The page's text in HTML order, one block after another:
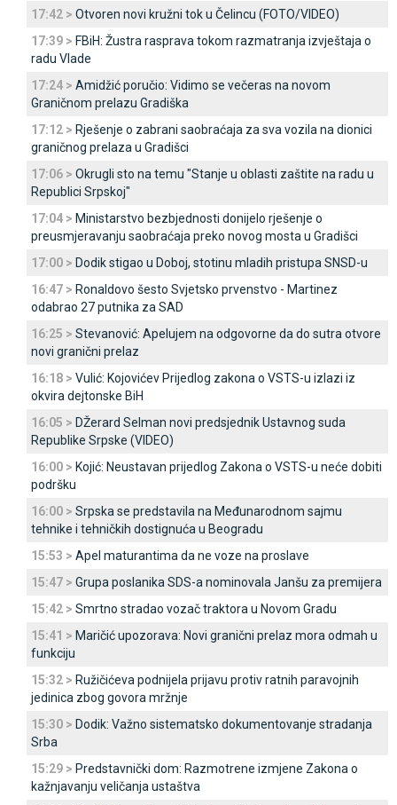
17:42 > Otvoren novi kružni tok u Čelincu (FOTO/VIDEO)
17:39 > FBiH: Žustra rasprava tokom razmatranja izvještaja o
radu Vlade
17:24 > Amidžić poručio: Vidimo se večeras na novom
Graničnom prelazu Gradiška
17:12 > Rješenje o zabrani saobraćaja za sva vozila na dionici
graničnog prelaza u Gradišci
17:06 > Okrugli sto na temu "Stanje u oblasti zaštite na radu u
Republici Srpskoj"
17:04 > Ministarstvo bezbjednosti donijelo rješenje o
preusmjeravanju saobraćaja preko novog mosta u Gradišci
17:00 > Dodik stigao u Doboj, stotinu mladih pristupa SNSD-u
16:47 > Ronaldovo šesto Svjetsko prvenstvo - Martinez
odabrao 27 putnika za SAD
16:25 > Stevanović: Apelujem na odgovorne da do sutra otvore
novi granični prelaz
16:18 > Vulić: Kojovićev Prijedlog zakona o VSTS-u izlazi iz
okvira dejtonske BiH
16:05 > DŽerard Selman novi predsjednik Ustavnog suda
Republike Srpske (VIDEO)
16:00 > Kojić: Neustavan prijedlog Zakona o VSTS-u neće dobiti
podršku
16:00 > Srpska se predstavila na Međunarodnom sajmu
tehnike i tehničkih dostignuća u Beogradu
15:53 > Apel maturantima da ne voze na proslave
15:47 > Grupa poslanika SDS-a nominovala Јanšu za premijera
15:42 > Smrtno stradao vozač traktora u Novom Gradu
15:41 > Maričić upozorava: Novi granični prelaz mora odmah u
funkciju
15:32 > Ružičićeva podnijela prijavu protiv ratnih paravojnih
jedinica zbog govora mržnje
15:30 > Dodik: Važno sistematsko dokumentovanje stradanja
Srba
15:29 > Predstavnički dom: Razmotrene izmjene Zakona o
kažnjavanju veličanja ustaštva